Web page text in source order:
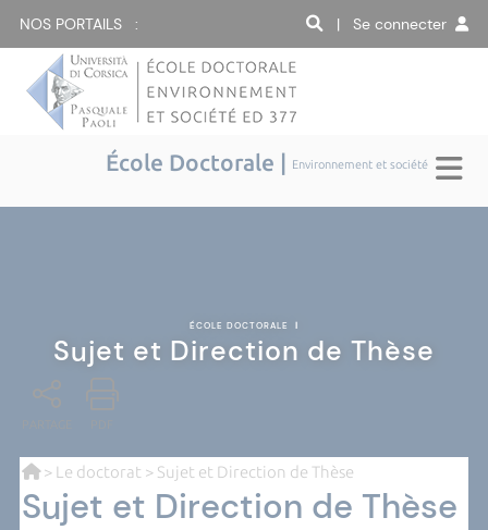
NOS PORTAILS : | Se connecter
École Doctorale | Environnement et société
ÉCOLE DOCTORALE |
Sujet et Direction de Thèse
> Le doctorat > Sujet et Direction de Thèse
Sujet et Direction de Thèse